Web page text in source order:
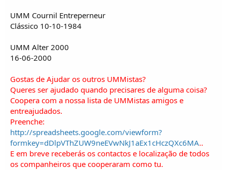
UMM Cournil Entreperneur
Clássico 10-10-1984
UMM Alter 2000
16-06-2000
Gostas de Ajudar os outros UMMistas?
Queres ser ajudado quando precisares de alguma coisa?
Coopera com a nossa lista de UMMistas amigos e
entreajudados.
Preenche:
http://spreadsheets.google.com/viewform?
formkey=dDlpVThZUW9neEVwNkJ1aEx1cHczQXc6MA..
E em breve receberás os contactos e localização de todos
os companheiros que cooperaram como tu.